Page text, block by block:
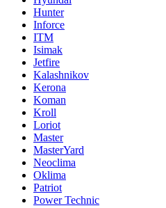
Hunter
Inforce
ITM
Isimak
Jetfire
Kalashnikov
Kerona
Koman
Kroll
Loriot
Master
MasterYard
Neoclima
Oklima
Patriot
Power Technic